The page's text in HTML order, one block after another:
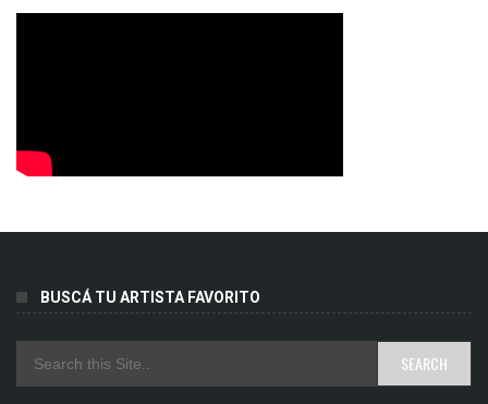
BUSCÁ TU ARTISTA FAVORITO